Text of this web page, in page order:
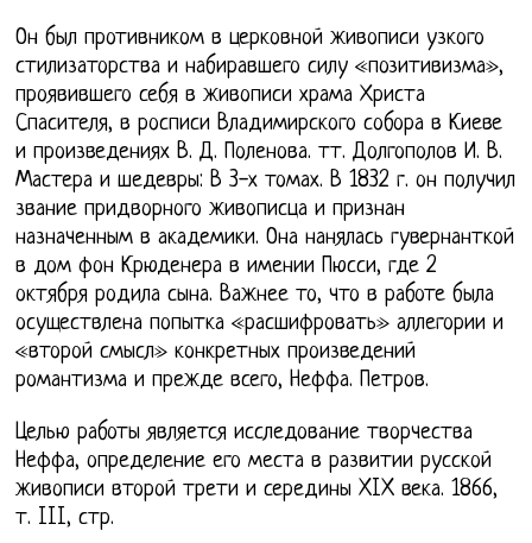
Он был противником в церковной живописи узкого
стилизаторства и набиравшего силу «позитивизма»,
проявившего себя в живописи храма Христа
Спасителя, в росписи Владимирского собора в Киеве
и произведениях В. Д. Поленова. тт. Долгополов И. В.
Мастера и шедевры: В 3-х томах. В 1832 г. он получил
звание придворного живописца и признан
назначенным в академики. Она нанялась гувернанткой
в дом фон Крюденера в имении Пюсси, где 2
октября родила сына. Важнее то, что в работе была
осуществлена попытка «расшифровать» аллегории и
«второй смысл» конкретных произведений
романтизма и прежде всего, Неффа. Петров.
Целью работы является исследование творчества
Неффа, определение его места в развитии русской
живописи второй трети и середины XIX века. 1866,
т. III, стр.